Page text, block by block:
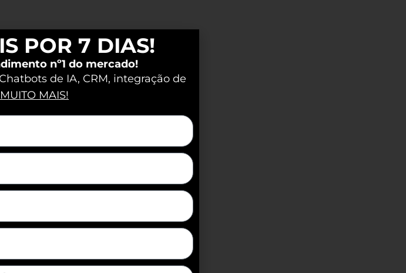
mais ágil,
na
POR 7 DIAS!
nº1 do mercado!
de IA, CRM, integração de
MUITO MAIS!